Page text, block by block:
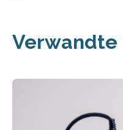
Verwandte